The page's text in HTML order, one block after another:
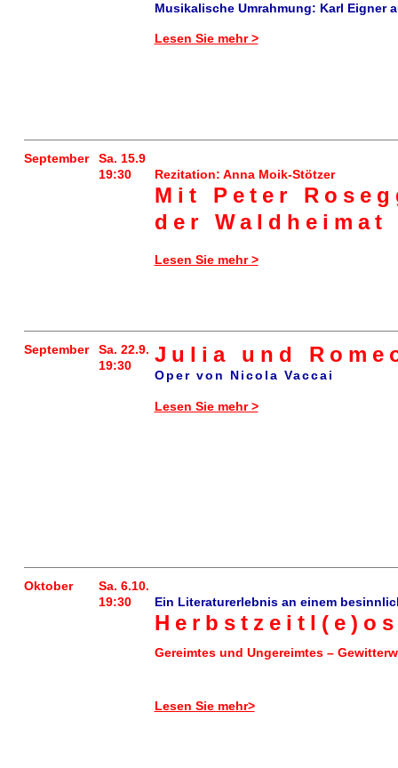
Musikalische Umrahmung: Karl Eigner
Lesen Sie mehr >
September
Sa. 15.9
19:30
Rezitation: Anna Moik-Stötzer
Mit Peter
der Waldheimat
Lesen Sie mehr >
September
Sa. 22.9.
19:30
Julia und
Oper von Nicola Vaccai
Lesen Sie mehr >
Oktober
Sa. 6.10.
19:30
Ein Literaturerlebnis an einem
Gereimtes und Ungereimtes –
Lesen Sie mehr>